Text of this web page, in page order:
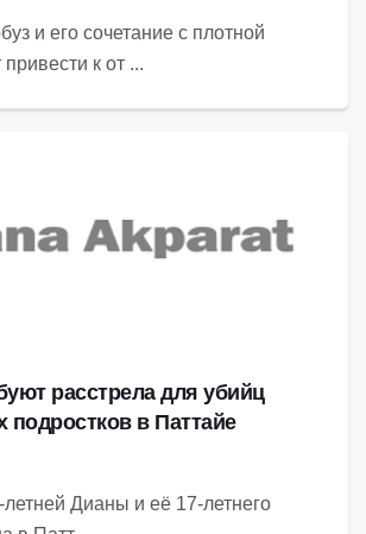
и его сочетание с плотной
к от ...
расстрела для убийц
подростков в Паттайе
Дианы и её 17-летнего